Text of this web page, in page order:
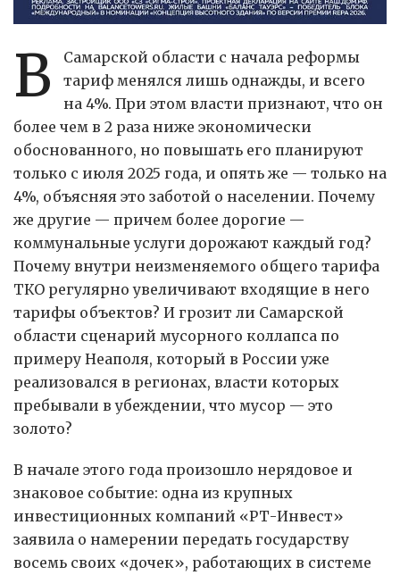
В
Самарской области с начала реформы
тариф менялся лишь однажды, и всего
на 4%. При этом власти признают, что он
более чем в 2 раза ниже экономически
обоснованного, но повышать его планируют
только с июля 2025 года, и опять же — только на
4%, объясняя это заботой о населении. Почему
же другие — причем более дорогие —
коммунальные услуги дорожают каждый год?
Почему внутри неизменяемого общего тарифа
ТКО регулярно увеличивают входящие в него
тарифы объектов? И грозит ли Самарской
области сценарий мусорного коллапса по
примеру Неаполя, который в России уже
реализовался в регионах, власти которых
пребывали в убеждении, что мусор — это
золото?
В начале этого года произошло нерядовое и
знаковое событие: одна из крупных
инвестиционных компаний «РТ-Инвест»
заявила о намерении передать государству
восемь своих «дочек», работающих в системе